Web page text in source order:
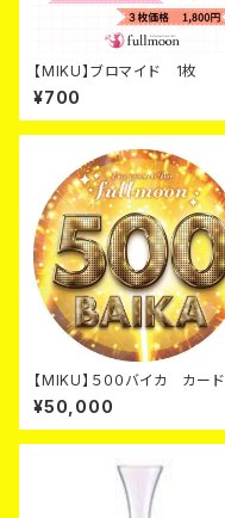
【MIKU】ブロマイド 1枚
¥700
【MIKU】５００バイカ カード
¥50,000